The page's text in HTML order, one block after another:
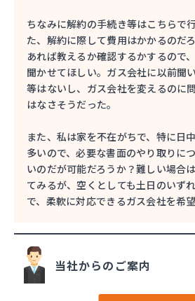
ちなみに解約の手続き等はこちらで
た、解約に際して費用はかかるのだ
あれば教えるか確認するかするので
聞かせてほしい。ガス会社に以前聞
等はないし、ガス会社を変えるのに
はなさそうだった。
また、私は家を不在がちで、特に日
多いので、必要な書面のやり取りに
いのだが可能だろうか？難しい場合
てみるが、空くとしても土日のいず
で、柔軟に対応できるガス会社を希望
当社からのご案内